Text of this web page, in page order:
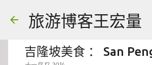
旅游博客王宏量
吉隆坡美食 ： San